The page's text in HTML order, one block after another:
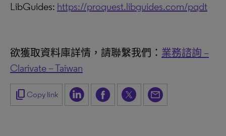
LibGuides: https://proquest.libguides.com/pqdt
欲獲取資料庫詳情，請聯繫我們： 業務諮詢 –
Clarivate – Taiwan
content_copy Copy link